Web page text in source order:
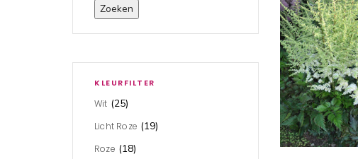
Zoeken
KLEURFILTER
Wit (25)
Licht Roze (19)
Roze (18)